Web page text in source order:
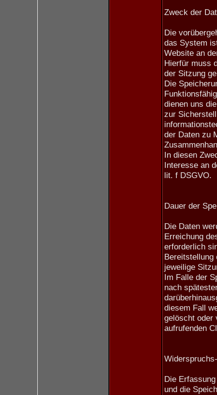
Zweck der
Die
das System
Website an
Hierfür muss
der Sitzung
Die
dienen uns
zur
der Daten zu
In diesen
Interesse an
lit. f DSGVO.
Dauer der
Die Daten
Erreichung
erforderlich
Bereitstellung
jeweilige
Im Falle der
nach
diesem Fall
gelöscht oder
aufrufenden
Die
und die